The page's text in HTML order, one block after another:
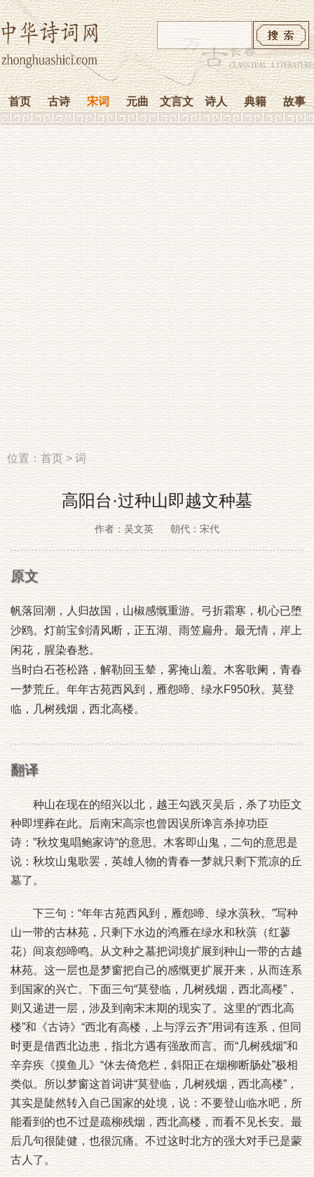
首页 古诗 宋词 元曲 文言文 诗人 典籍 故事
位置：首页>词
高阳台·过种山即越文种墓
作者：吴文英 朝代：宋代
原文
帆落回潮，人归故国，山椒感慨重游。弓折霜寒，机心已堕
沙鸥。灯前宝剑清风断，正五湖、雨笠扁舟。最无情，岸上
闲花，腥染春愁。
当时白石苍松路，解勒回玉辇，雾掩山羞。木客歌阑，青春
一梦荒丘。年年古苑西风到，雁怨啼、绿水F950秋。莫登
临，几树残烟，西北高楼。
翻译
种山在现在的绍兴以北，越王勾践灭吴后，杀了功臣文
种即埋葬在此。后南宋高宗也曾因误所谗言杀掉功臣
诗：”秋坟鬼唱鲍家诗“的意思。木客即山鬼，二句的意思是
说：秋坟山鬼歌罢，英雄人物的青春一梦就只剩下荒凉的丘
墓了。
下三句：“年年古苑西风到，雁怨啼、绿水葓秋。”写种
山一带的古林苑，只剩下水边的鸿雁在绿水和秋葓（红蓼
花）间哀怨啼鸣。从文种之墓把词境扩展到种山一带的古越
林苑。这一层也是梦窗把自己的感慨更扩展开来，从而连系
到国家的兴亡。下面三句“莫登临，几树残烟，西北高楼”，
则又递进一层，涉及到南宋末期的现实了。这里的“西北高
楼”和《古诗》“西北有高楼，上与浮云齐”用词有连系，但同
时更是借西北边患，指北方遇有强敌而言。而“几树残烟”和
辛弃疾《摸鱼儿》“休去倚危栏，斜阳正在烟柳断肠处”极相
类似。所以梦窗这首词讲“莫登临，几树残烟，西北高楼”，
其实是陡然转入自己国家的处境，说：不要登山临水吧，所
能看到的也不过是疏柳残烟，西北高楼，而看不见长安。最
后几句很陡健，也很沉痛。不过这时北方的强大对手已是蒙
古人了。